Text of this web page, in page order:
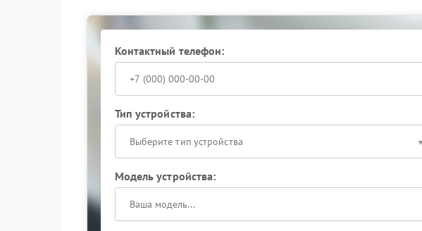
Контактный телефон:
Тип устройства:
Выберите тип устройства
Модель устройства: